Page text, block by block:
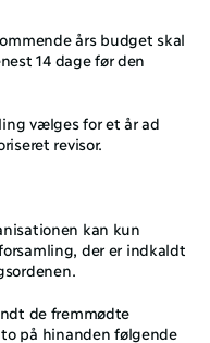
års budget skal
14 dage før den
vælges for et år ad
revisor.
kan kun
der er indkaldt
de fremmødte
på hinanden følgende